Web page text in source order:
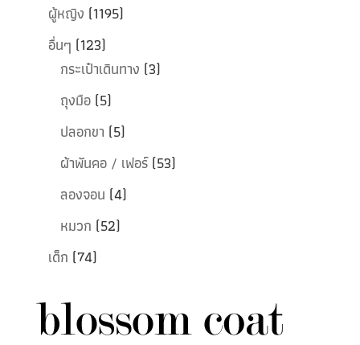
ผู้หญิง (1195)
อื่นๆ (123)
กระเป๋าเดินทาง (3)
ถุงมือ (5)
ปลอกขา (5)
ผ้าพันคอ / เฟอร์ (53)
ลองจอน (4)
หมวก (52)
เด็ก (74)